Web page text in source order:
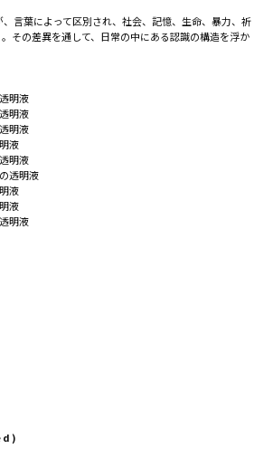
言葉によって区別され、社会、記憶、生命、暴力、祈
その差異を通して、日常の中にある認識の構造を浮か
明液
明液
明液
液
明液
透明液
液
液
明液